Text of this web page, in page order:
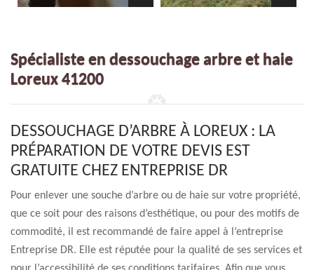
Spécialiste en dessouchage arbre et haie
Loreux 41200
DESSOUCHAGE D’ARBRE À LOREUX : LA
PRÉPARATION DE VOTRE DEVIS EST
GRATUITE CHEZ ENTREPRISE DR
Pour enlever une souche d’arbre ou de haie sur votre propriété,
que ce soit pour des raisons d’esthétique, ou pour des motifs de
commodité, il est recommandé de faire appel à l’entreprise
Entreprise DR. Elle est réputée pour la qualité de ses services et